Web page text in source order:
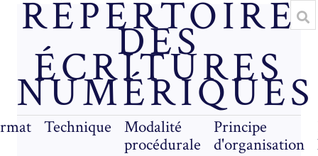
RÉPERTOIRE
DES
ÉCRITURES
NUMÉRIQUES
Technique
Modalité
procédurale
Principe
d'organisation